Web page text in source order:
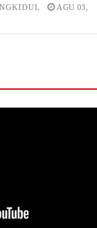
AGU 03,